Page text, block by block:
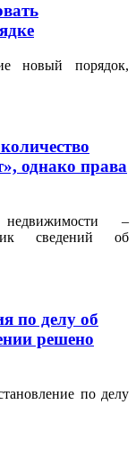
новый порядок,
однако права
–
сведений об
по делу об
решено
по делу